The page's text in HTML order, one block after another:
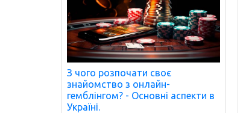
З чого розпочати своє
знайомство з онлайн-
гемблінгом? - Основні аспекти в
Україні.